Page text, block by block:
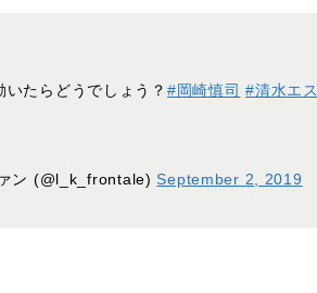
たらどうでしょう？ #岡崎慎司 #清水エ
ン (@l_k_frontale)September 2, 2019